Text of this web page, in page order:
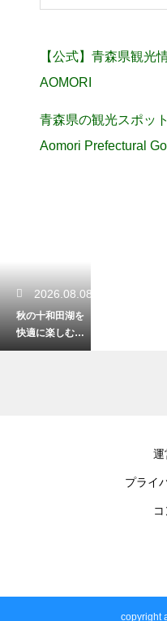
【公式】青森県観光
AOMORI
青森県の観光スポッ
Aomori Prefectural
2026.08.08
秋の十和田湖を
快適に楽しむ！
気温に合わせた
運
プライ
copyright